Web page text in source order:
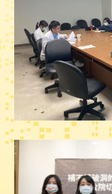
頁
台
北
卡-
健
康
服